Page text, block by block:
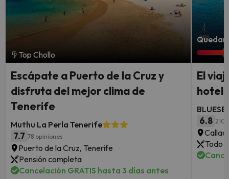
Top Chollo
Escápate a Puerto de la Cruz y
disfruta del mejor clima de
Tenerife
Muthu La Perla Tenerife
7.7 78 opiniones
Puerto de la Cruz, Tenerife
Pensión completa
Cancelación GRATIS hasta 3 días antes
Quedan
El
hotel
6.8 210
Todo